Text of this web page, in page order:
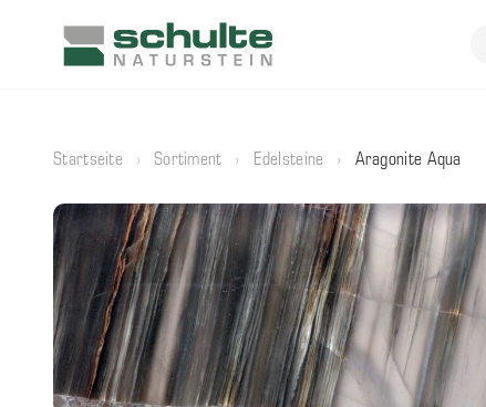
Startseite › Sortiment › Edelsteine › Aragonite Aqua